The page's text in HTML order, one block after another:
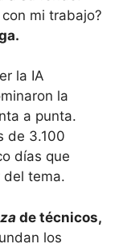
mi trabajo?
la IA
la
a punta.
de 3.100
días que
del tema.
de técnicos,
los